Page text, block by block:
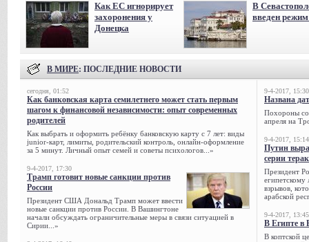
Как ЕС игнорирует
захоронения у
Донецка
В
введен
В МИРЕ: ПОСЛЕДНИЕ НОВОСТИ
сегодня, 01:52
Как банковская карта семилетнего может стать первым
шагом к финансовой независимости: опыт современных
родителей
Как выбрать и оформить ребёнку банковскую карту с 7 лет: виды
junior-карт, лимиты, родительский контроль, онлайн-оформление
за 5 минут. Личный опыт семей и советы психологов...»
9-4-2017, 17:30
Трамп готовит новые санкции против
России
Президент США Дональд Трамп может ввести
новые санкции против России. В Вашингтоне
начали обсуждать ограничительные меры в связи ситуацией в
Сирии...»
9-4-2017, 15:30
Названа
Похороны
апреля на
9-4-2017, 15:14
Путин
серии
Президент
египетскому
взрывов,
арабской
9-4-2017, 13:45
В Египте в
В коптской